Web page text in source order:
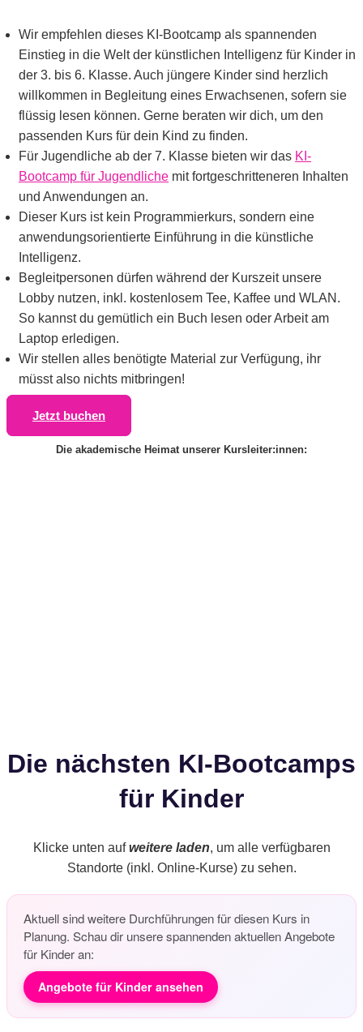
Wir empfehlen dieses KI-Bootcamp als spannenden
Einstieg in die Welt der künstlichen Intelligenz für Kinder in
der 3. bis 6. Klasse. Auch jüngere Kinder sind herzlich
willkommen in Begleitung eines Erwachsenen, sofern sie
flüssig lesen können. Gerne beraten wir dich, um den
passenden Kurs für dein Kind zu finden.
Für Jugendliche ab der 7. Klasse bieten wir das KI-
Bootcamp für Jugendliche mit fortgeschritteneren Inhalten
und Anwendungen an.
Dieser Kurs ist kein Programmierkurs, sondern eine
anwendungsorientierte Einführung in die künstliche
Intelligenz.
Begleitpersonen dürfen während der Kurszeit unsere
Lobby nutzen, inkl. kostenlosem Tee, Kaffee und WLAN.
So kannst du gemütlich ein Buch lesen oder Arbeit am
Laptop erledigen.
Wir stellen alles benötigte Material zur Verfügung, ihr
müsst also nichts mitbringen!
Jetzt buchen
Die akademische Heimat unserer Kursleiter:innen:
Die nächsten KI-Bootcamps
für Kinder
Klicke unten aufweitere laden, um alle verfügbaren
Standorte (inkl. Online-Kurse) zu sehen.
Aktuell sind weitere Durchführungen für diesen Kurs in
Planung. Schau dir unsere spannenden aktuellen Angebote
für Kinder an:
Angebote für Kinder ansehen